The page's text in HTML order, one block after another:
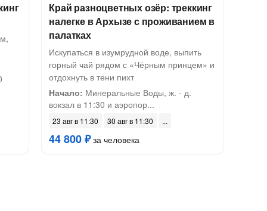
Край разноцветных озёр: треккинг
налегке в Архызе с проживанием в
палатках
Искупаться в изумрудной воде, выпить
горный чай рядом с «Чёрным принцем» и
отдохнуть в тени пихт
Начало: Минеральные Воды, ж. - д.
вокзал в 11:30 и аэропор...
23 авг в 11:30 30 авг в 11:30
44 800 ₽за человека